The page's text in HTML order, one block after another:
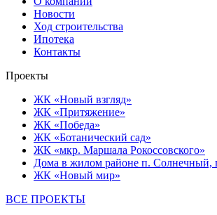
Отдел продаж
Адрес
460050, г. Оренбург, ул. Рокоссовского 33
Телефон
+7 (3532) 260-248
Адрес
460052, г. Оренбург, ул. Монтажников 22
Телефон
+7 (3532) 210-151
Меню
Объекты
О компании
Новости
Ход строительства
Ипотека
Контакты